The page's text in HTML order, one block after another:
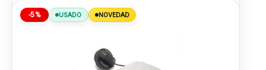
-5% USADO NOVEDAD